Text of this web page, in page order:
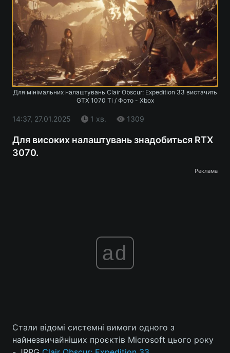
Для мінімальних налаштувань Clair Obscur: Expedition 33 вистачить
GTX 1070 Ti / Фото - Xbox
14:37, 27.01.2025 1 хв. 1309
Для високих налаштувань знадобиться RTX
3070.
Реклама
ad
Стали відомі системні вимоги одного з
найнезвичайніших проєктів Microsoft цього року